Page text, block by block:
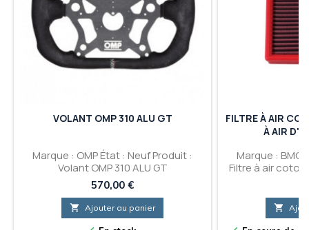
VOLANT OMP 310 ALU GT
Marque : OMP État : Neuf Produit :
Volant OMP 310 ALU GT
Prix
570,00 €
 Ajouter au panier
FILTRE À AIR
À AIR
Marque : BMC
Filtre à air
